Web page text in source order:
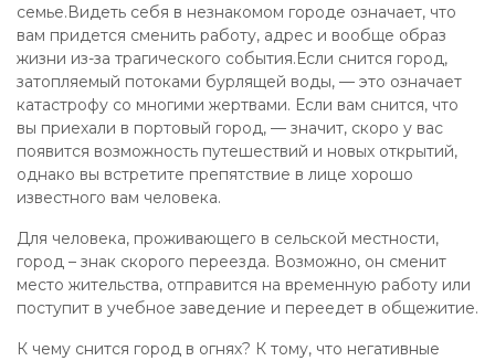
семье.Видеть себя в незнакомом городе означает, что
вам придется сменить работу, адрес и вообще образ
жизни из-за трагического события.Если снится город,
затопляемый потоками бурлящей воды, — это означает
катастрофу со многими жертвами. Если вам снится, что
вы приехали в портовый город, — значит, скоро у вас
появится возможность путешествий и новых открытий,
однако вы встретите препятствие в лице хорошо
известного вам человека.
Для человека, проживающего в сельской местности,
город – знак скорого переезда. Возможно, он сменит
место жительства, отправится на временную работу или
поступит в учебное заведение и переедет в общежитие.
К чему снится город в огнях? К тому, что негативные